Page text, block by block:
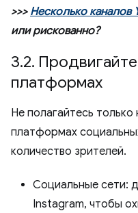
>>> Несколько каналов
или рискованно?
3.2.
платформах
Не полагайтесь
платформах
количество зрителей.
Социальные сети:
Instagram, чтобы